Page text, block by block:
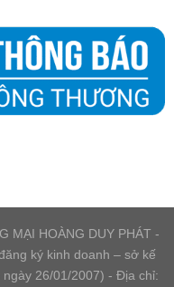
MẠI HOÀNG DUY PHÁT -
ký kinh doanh – sở kế
26/01/2007) - Địa chỉ: